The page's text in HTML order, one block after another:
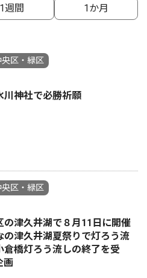
1週間 1か月
区・緑区
川神社で必勝祈願
区・緑区
の津久井湖で８月11日に開催
の津久井湖夏祭りで灯ろう流
橋灯ろう流しの終了を受
画